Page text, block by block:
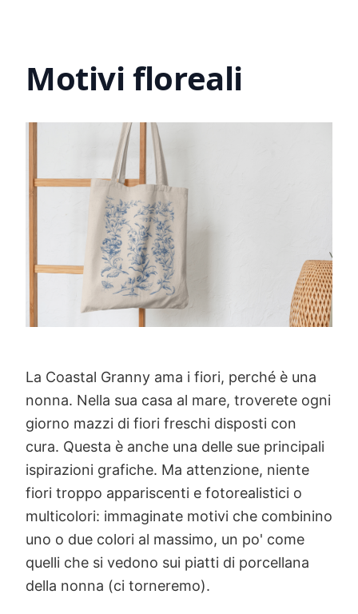
Motivi floreali
La Coastal Granny ama i fiori, perché è una
nonna. Nella sua casa al mare, troverete ogni
giorno mazzi di fiori freschi disposti con
cura. Questa è anche una delle sue principali
ispirazioni grafiche. Ma attenzione, niente
fiori troppo appariscenti e fotorealistici o
multicolori: immaginate motivi che combinino
uno o due colori al massimo, un po' come
quelli che si vedono sui piatti di porcellana
della nonna (ci torneremo).